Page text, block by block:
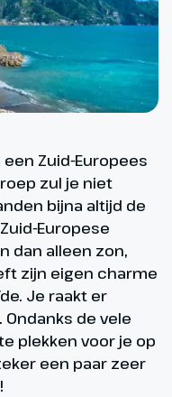
Zuid-Europees
zul je niet
bijna altijd de
Europese
dan alleen zon,
zijn eigen charme
Je raakt er
de vele
plekken voor je op
een paar zeer